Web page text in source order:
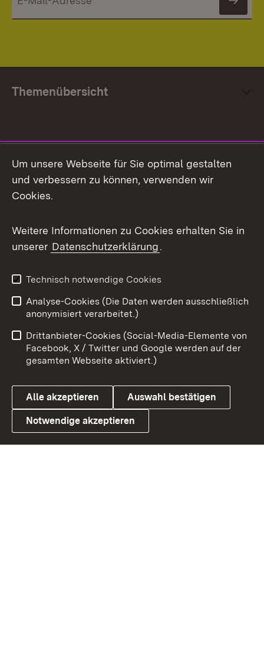
Themenübersicht
Facebook
X / Twitter
Youtube
Link zum Landesportal
Impressum
Kontakt
Barrierefreiheit
Datenschutz
Cookies
Um unsere Webseite für Sie optimal gestalten
und verbessern zu können, verwenden wir
Cookies.
Weitere Informationen zu Cookies erhalten Sie in
unserer Datenschutzerklärung.
Technisch notwendige Cookies
Analyse-Cookies (Die Daten werden ausschließlich
anonymisiert verarbeitet.)
Drittanbieter-Cookies (Social-Media-Elemente von
Facebook, X / Twitter und Google werden auf der
gesamten Webseite aktiviert.)
Alle akzeptieren Auswahl bestätigen
Notwendige akzeptieren